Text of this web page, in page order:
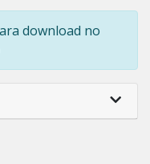
download no